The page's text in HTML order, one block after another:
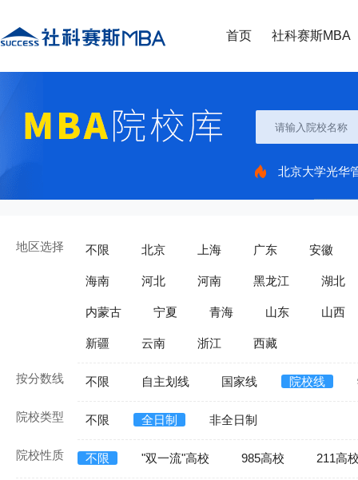
首页 社科赛斯MBA
北京大学光华
地区选择 不限 北京 上海 广东 安徽
海南 河北 河南 黑龙江 湖北
内蒙古 宁夏 青海 山东 山西
新疆 云南 浙江 西藏
按分数线 不限 自主划线 国家线 院校线
院校类型 不限 全日制 非全日制
院校性质 不限 "双一流"高校 985高校 211高